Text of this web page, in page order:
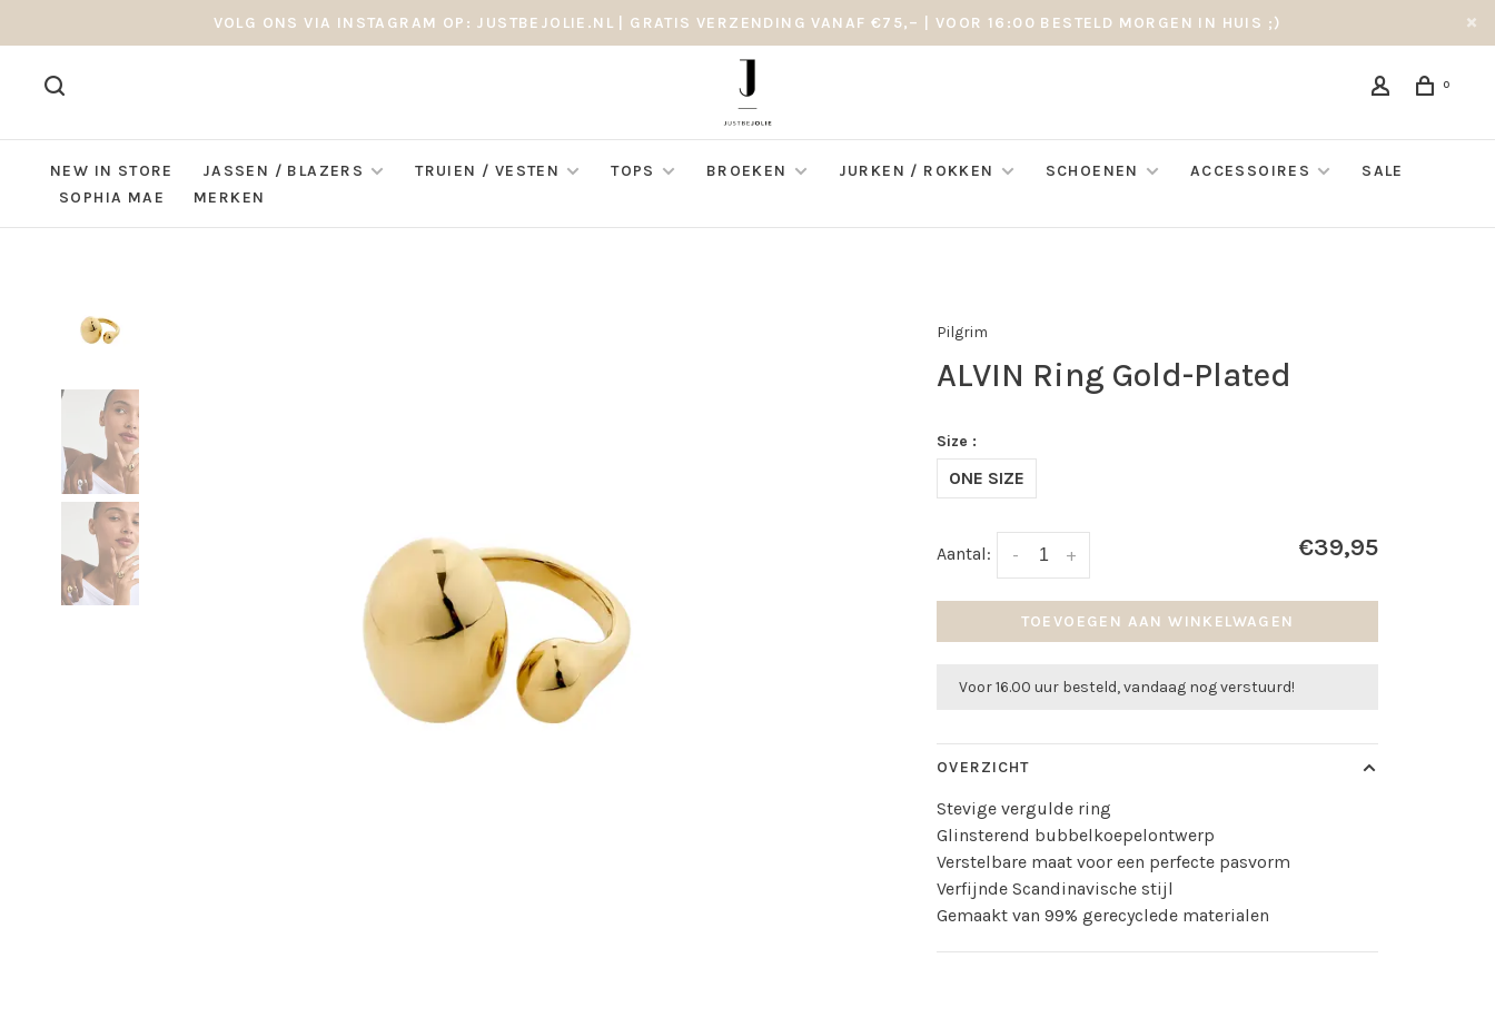
VOLG ONS VIA INSTAGRAM OP: JUSTBEJOLIE.NL | GRATIS VERZENDING VANAF €75,– | VOOR 16:00 BESTELD MORGEN IN HUIS ;)
0
NEW IN STORE JASSEN / BLAZERS TRUIEN / VESTEN TOPS BROEKEN JURKEN / ROKKEN SCHOENEN ACCESSOIRES
SALE
SOPHIA MAE
MERKEN
Pilgrim
ALVIN Ring Gold-Plated
Size :
ONE SIZE
Aantal: +
- €39,95
TOEVOEGEN AAN WINKELWAGEN
Voor 16.00 uur besteld, vandaag nog verstuurd!
OVERZICHT
Stevige vergulde ring
Glinsterend bubbelkoepelontwerp
Verstelbare maat voor een perfecte pasvorm
Verfijnde Scandinavische stijl
Gemaakt van 99% gerecyclede materialen